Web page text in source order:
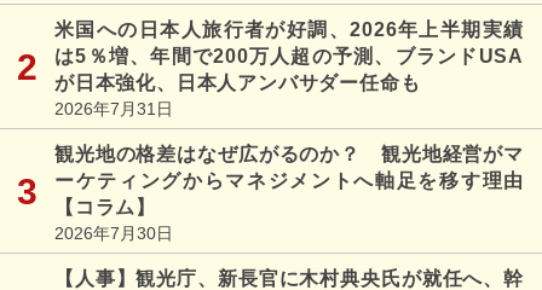
米国への日本人旅行者が好調、2026年上半期実績
は5％増、年間で200万人超の予測、ブランドUSA
が日本強化、日本人アンバサダー任命も
2026年7月31日
観光地の格差はなぜ広がるのか？ 観光地経営がマ
ーケティングからマネジメントへ軸足を移す理由
【コラム】
2026年7月30日
【人事】観光庁、新長官に木村典央氏が就任へ、幹